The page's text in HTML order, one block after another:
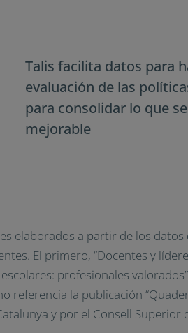
Talis facilita datos para
evaluación de las
para consolidar lo que
mejorable
elaborados a partir de los
El primero, “Docentes y
profesionales
la publicación
y por el Consell Superior